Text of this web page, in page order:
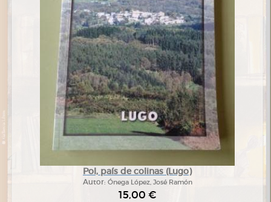
Pol, país de colinas (Lugo)
Autor: Ónega López, José Ramón
15,00 €